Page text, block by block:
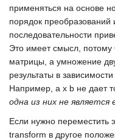
применяться на основе
порядок
последовательности
Это имеет смысл, потому
матрицы, а умножение
результаты в
Например, а х b не дает
одна из них не является
Если нужно
transform в другое